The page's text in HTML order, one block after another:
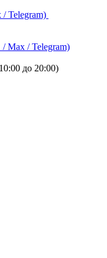
Telegram)
Max / Telegram)
до 20:00)